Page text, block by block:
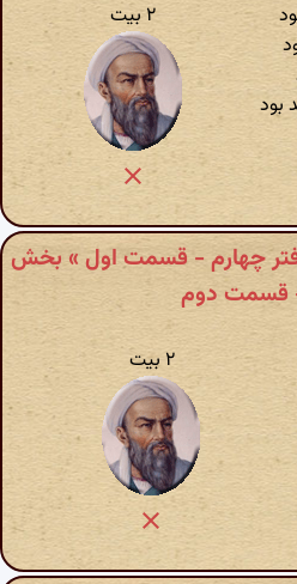
بود
۲ بیت
چهارم - قسمت اول » بخش
قسمت دوم
۲ بیت